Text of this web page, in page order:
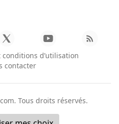
d’utilisation
contacter
. Tous droits réservés.